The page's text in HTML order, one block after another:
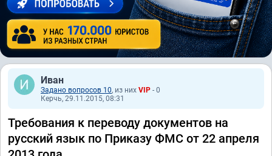
Иван
Задано вопросов 10, из них VIP - 0
Керчь, 29.11.2015, 08:31
Требования к переводу документов на
русский язык по Приказу ФМС от 22 апреля